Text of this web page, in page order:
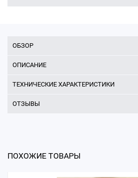
ОБЗОР
ОПИСАНИЕ
ТЕХНИЧЕСКИЕ ХАРАКТЕРИСТИКИ
ОТЗЫВЫ
ПОХОЖИЕ ТОВАРЫ